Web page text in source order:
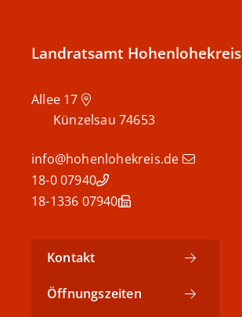
Landratsamt Hohenlohekreis
74653
Künzelsau
info@hohenlohekreis.de
07940 18-0
07940 18-1336
Kontakt
Öffnungszeiten